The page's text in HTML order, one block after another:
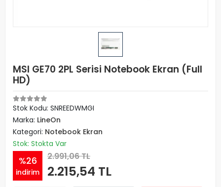
MSI GE70 2PL Serisi Notebook Ekran (Full
HD)
Stok Kodu: SNREEDWMGI
Marka: LineOn
Kategori: Notebook Ekran
Stok: Stokta Var
%26
indirim
2.991,06 TL
2.215,54 TL